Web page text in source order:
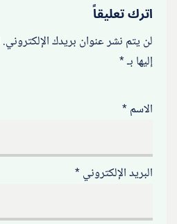
اترك تعليقاً
لن يتم نشر عنوان بريدك الإلكتروني.
إليها بـ*
الاسم*
البريد الإلكتروني*